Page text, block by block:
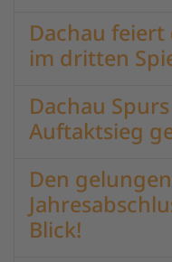
Dachau
im dritten
Dachau
Auftaktsieg
Den
Blick!